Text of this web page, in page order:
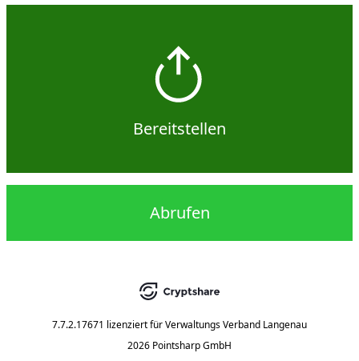
Bereitstellen
Abrufen
7.7.2.17671 lizenziert fürVerwaltungs Verband Langenau
2026 Pointsharp GmbH